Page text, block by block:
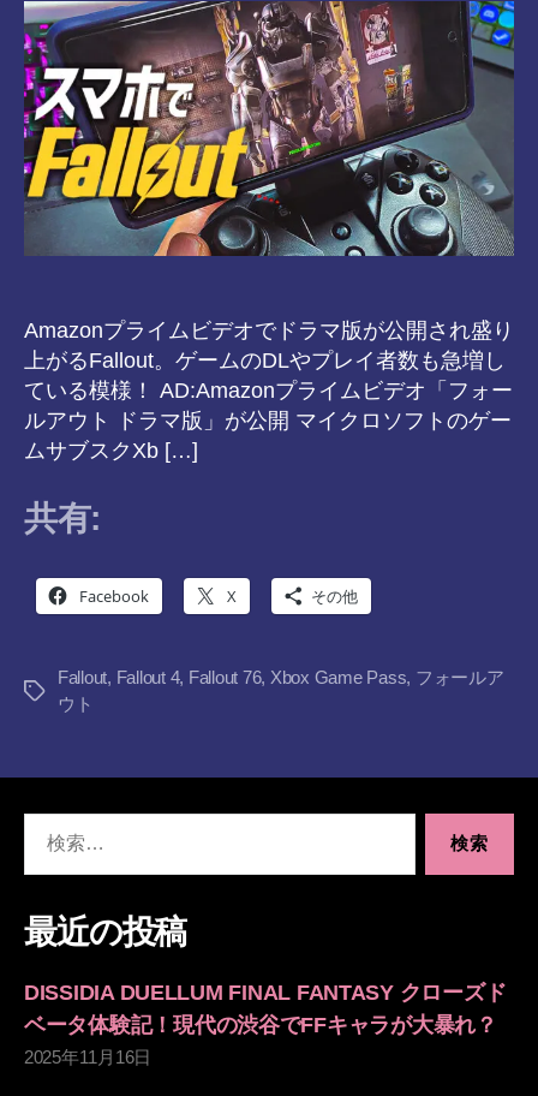
8-
vr
Amazonプライムビデオでドラマ版が公開され盛り
上がるFallout。ゲームのDLやプレイ者数も急増し
ている模様！ AD:Amazonプライムビデオ「フォー
ルアウト ドラマ版」が公開 マイクロソフトのゲー
ムサブスクXb […]
共有:
Facebook X その他
タ
Fallout, Fallout 4, Fallout 76, Xbox Game Pass, フォールア
ウト
象:
最近の投稿
DISSIDIA DUELLUM FINAL FANTASY クローズド
ベータ体験記！現代の渋谷でFFキャラが大暴れ？
2025年11月16日